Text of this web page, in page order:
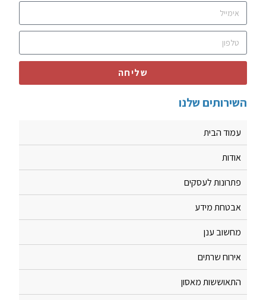
שליחה
השירותים שלנו
עמוד הבית
אודות
פתרונות לעסקים
אבטחת מידע
מחשוב ענן
אירוח שרתים
התאוששות מאסון